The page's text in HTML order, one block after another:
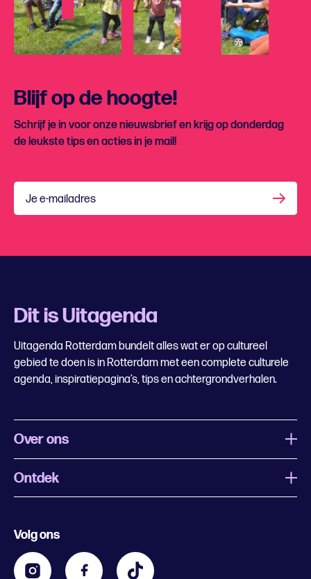
Blijf op de hoogte!
Schrijf je in voor onze nieuwsbrief en krijg op donderdag
de leukste tips en acties in je mail!
Je e-mailadres
Dit is Uitagenda
Uitagenda Rotterdam bundelt alles wat er op cultureel
gebied te doen is in Rotterdam met een complete culturele
agenda, inspiratiepagina’s, tips en achtergrondverhalen.
Over ons
Wat is Uitagenda Rotterdam
Contact
Ontdek
Kids
Volg ons